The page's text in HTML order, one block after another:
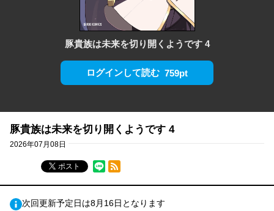
豚貴族は未来を切り開くようです 4
ログインして読む 759pt
豚貴族は未来を切り開くようです 4
2026年07月08日
ポスト
RSSフィード
次回更新予定日は8月16日となります